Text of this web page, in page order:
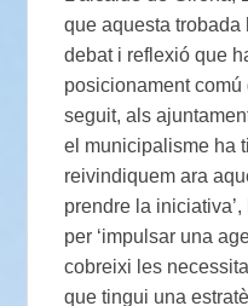
que aquesta trobada
debat i reflexió que
posicionament comú
seguit, als
el municipalisme ha
reivindiquem ara
prendre la
per ‘impulsar una
cobreixi les
que tingui una